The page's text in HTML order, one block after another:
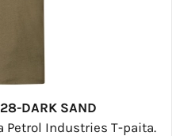
DARK SAND
Petrol Industries T-paita.